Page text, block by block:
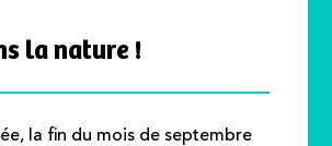
la nature !
la fin du mois de septembre